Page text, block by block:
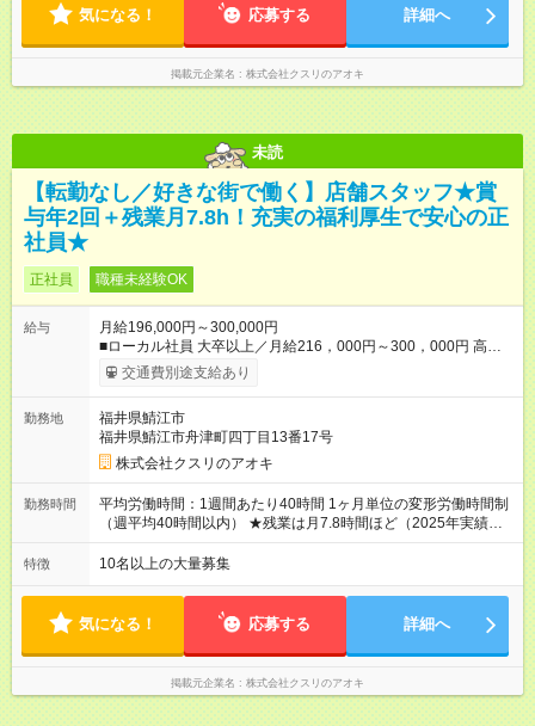
7.8時間ほど（2025年実績） ＜店舗の基本営業時間＞ 9時～22
時 ※勤務時間は店舗により異なります。 ＜シフト例＞ 早番：8
時00分～17時00分 中番：11時～20時 遅番：13時～22時
気になる！ 応募する 詳細へ
掲載元企業名 株式会社クスリのアオキ
未読
【転勤なし／好きな街で働く】店舗スタッフ★賞
与年2回＋残業月7.8h！充実の福利厚生で安心の正
社員★
正社員 職種未経験OK
給与
月給196,000円～300,000円
■ローカル社員 大卒以上／月給216，000円～300，000円 高卒
以上／月給196，000円～300，000円 ★エリア手当（石川県、
富山県、福井県、岐阜県、群馬県、茨城県 月1万円）を会社規
録販売者資格保持者には、別途月1万円支給（実務経験がない方
にも同額を支給） ※ただし、短時間勤務・早番固定社員は当社
規定に従い額が変動 【試用期間】試用期間なし ＝＝＝＝＝＝＝
＝＝＝＝＝＝＝ ★職務給制度で実力次第で収入アップ！ 職務内
容に応じて給与が支払われ、昇格試験なく役職に就いた時点で
年収がUPする制度です。 約4割の社員が入社3年目で店長に就い
交通費別途支給あり
勤務地
福井県鯖江市
福井県鯖江市舟津町四丁目13番17号
株式会社クスリのアオキ
勤務時間
平均労働時間：1週間あたり40時間 1ヶ月単位の変形労働時間制
（週平均40時間以内） ★残業は月7.8時間ほど（2025年実績）
＜店舗の基本営業時間＞ 9時～22時 ※勤務時間は店舗により異
なります。 ＜シフト例＞ 早番：8時00分～17時00分 中番：11
1ヶ月単位の変形労働時間制（週平均40時間以内） ★残業は月
7.8時間ほど（2025年実績） ＜店舗の基本営業時間＞ 9時～22
時 ※勤務時間は店舗により異なります。 ＜シフト例＞ 早番：8
時00分～17時00分 中番：11時～20時 遅番：13時～22時
特徴 10名以上の大量募集
気になる！ 応募する 詳細へ
掲載元企業名 株式会社クスリのアオキ